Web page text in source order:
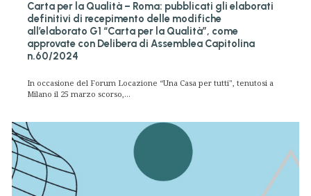
Carta per la Qualità – Roma: pubblicati gli elaborati
definitivi di recepimento delle modifiche
all’elaborato G1 “Carta per la Qualità”, come
approvate con Delibera di Assemblea Capitolina
n.60/2024
In occasione del Forum Locazione “Una Casa per tutti", tenutosi a
Milano il 25 marzo scorso,...